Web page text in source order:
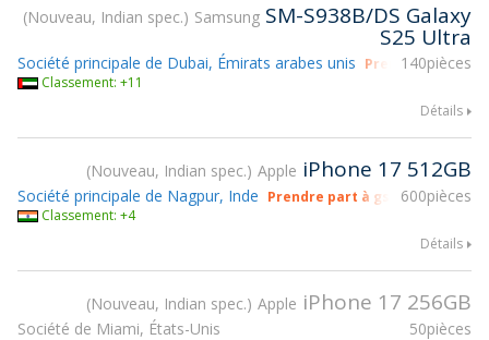
Nouveau, Indian spec. Samsung SM-S938B/DS Galaxy
S25 Ultra
140pièces
Société principale de Dubai, Émirats arabes unis Prendre part à
Classement: +11
Détails
Nouveau, Indian spec. Apple iPhone 17 512GB
600pièces
Société principale de Nagpur, Inde Prendre part à gsmX Hong Kong
Classement: +4
Détails
Nouveau, Indian spec. Apple iPhone 17 256GB
50pièces
Société de Miami, États-Unis